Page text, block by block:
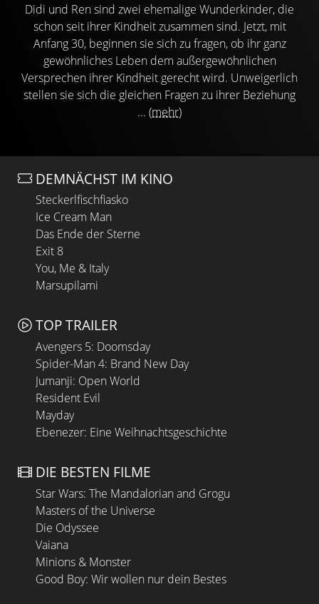
Didi und Ren sind zwei ehemalige Wunderkinder, die
schon seit ihrer Kindheit zusammen sind. Jetzt, mit
Anfang 30, beginnen sie sich zu fragen, ob ihr ganz
gewöhnliches Leben dem außergewöhnlichen
Versprechen ihrer Kindheit gerecht wird. Unweigerlich
stellen sie sich die gleichen Fragen zu ihrer Beziehung
... (mehr)
DEMNÄCHST IM KINO
Steckerlfischfiasko
Ice Cream Man
Das Ende der Sterne
Exit 8
You, Me & Italy
Marsupilami
TOP TRAILER
Avengers 5: Doomsday
Spider-Man 4: Brand New Day
Jumanji: Open World
Resident Evil
Mayday
Ebenezer: Eine Weihnachtsgeschichte
DIE BESTEN FILME
Star Wars: The Mandalorian and Grogu
Masters of the Universe
Die Odyssee
Vaiana
Minions & Monster
Good Boy: Wir wollen nur dein Bestes